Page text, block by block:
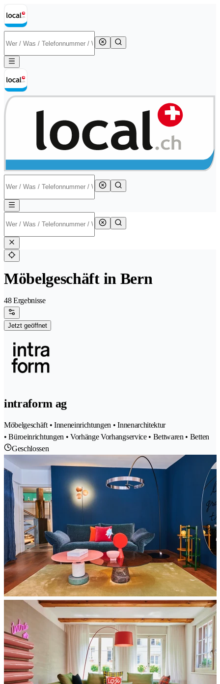
Möbelgeschäft in Bern
48 Ergebnisse
Jetzt geöffnet
intraform ag
Möbelgeschäft • Inneneinrichtungen • Innenarchitektur
• Büroeinrichtungen • Vorhänge Vorhangservice • Bettwaren • Betten
Geschlossen